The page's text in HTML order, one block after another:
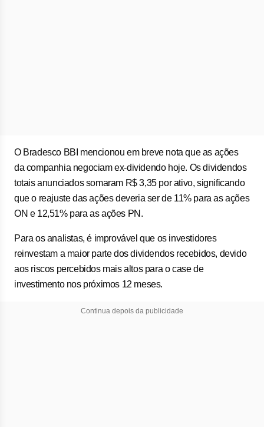
O Bradesco BBI mencionou em breve nota que as ações
da companhia negociam ex-dividendo hoje. Os dividendos
totais anunciados somaram R$ 3,35 por ativo, significando
que o reajuste das ações deveria ser de 11% para as ações
ON e 12,51% para as ações PN.
Para os analistas, é improvável que os investidores
reinvestam a maior parte dos dividendos recebidos, devido
aos riscos percebidos mais altos para o case de
investimento nos próximos 12 meses.
Continua depois da publicidade